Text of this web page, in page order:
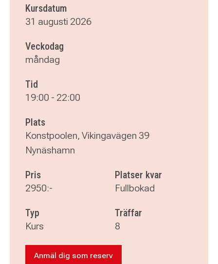
Kursdatum
31 augusti 2026
Veckodag
måndag
Tid
19:00 - 22:00
Plats
Konstpoolen, Vikingavägen 39
Nynäshamn
Pris
2950:-
Platser kvar
Fullbokad
Typ
Kurs
Träffar
8
Anmäl dig som reserv till Måleri i
Anmäl dig som reserv